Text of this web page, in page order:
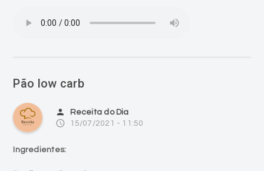
Pão low carb
person Receita do Dia
access_time 15/07/2021 - 11:50
Ingredientes: